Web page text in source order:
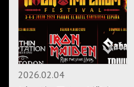
2026.02.04